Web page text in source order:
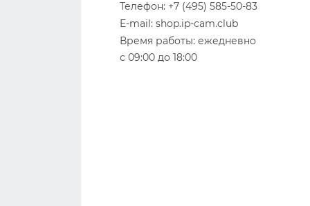
Телефон: +7 (495) 585-50-83
E-mail: shop.ip-cam.club
Время работы: ежедневно
с 09:00 до 18:00